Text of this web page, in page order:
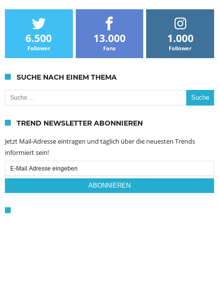
6.500
Follower
13.000
Fans
1.000
Follower
SUCHE NACH EINEM THEMA
Suche nach:
TREND NEWSLETTER ABONNIEREN
Jetzt Mail-Adresse eintragen und täglich über die neuesten Trends
informiert sein!
Email
Subscription
ABONNIEREN